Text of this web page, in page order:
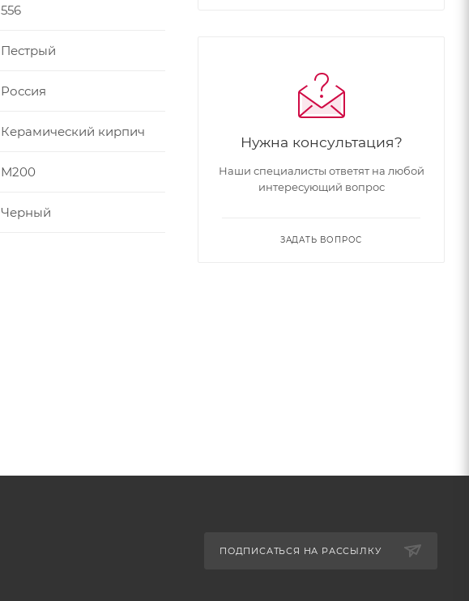
556
Пестрый
Россия
Керамический кирпич
М200
Черный
Нужна консультация?
Наши специалисты ответят на любой
интересующий вопрос
ЗАДАТЬ ВОПРОС
ПОДПИСАТЬСЯ НА РАССЫЛКУ